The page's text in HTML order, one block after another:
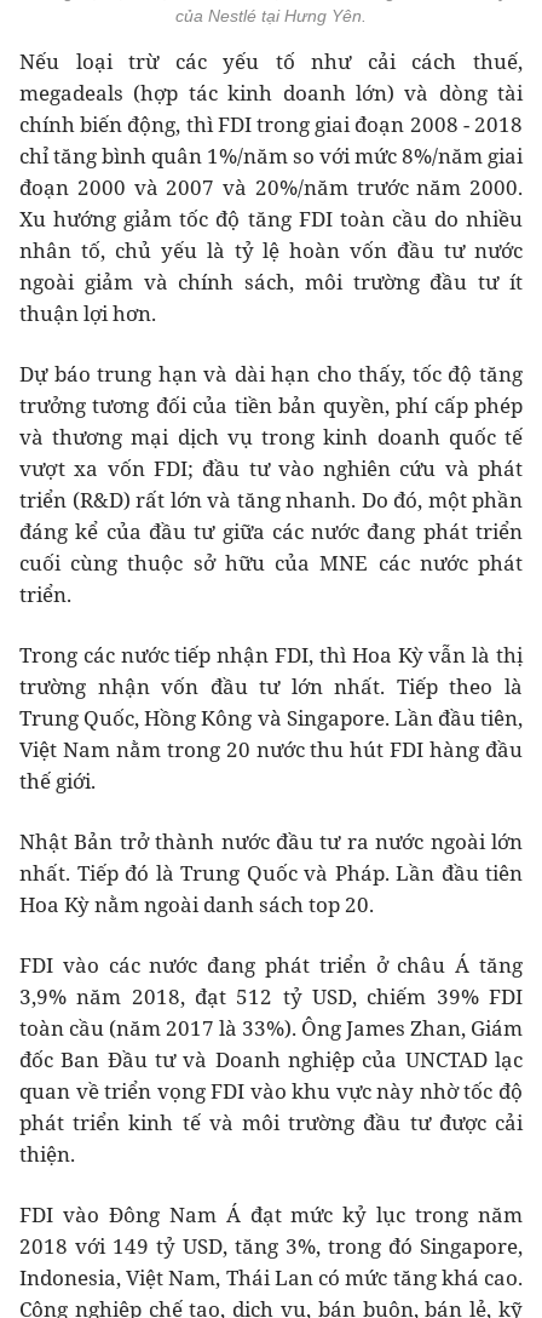
của Nestlé tại Hưng Yên.
Nếu loại trừ các yếu tố như cải cách thuế,
megadeals (hợp tác kinh doanh lớn) và dòng tài
chính biến động, thì FDI trong giai đoạn 2008 - 2018
chỉ tăng bình quân 1%/năm so với mức 8%/năm giai
đoạn 2000 và 2007 và 20%/năm trước năm 2000.
Xu hướng giảm tốc độ tăng FDI toàn cầu do nhiều
nhân tố, chủ yếu là tỷ lệ hoàn vốn đầu tư nước
ngoài giảm và chính sách, môi trường đầu tư ít
thuận lợi hơn.
Dự báo trung hạn và dài hạn cho thấy, tốc độ tăng
trưởng tương đối của tiền bản quyền, phí cấp phép
và thương mại dịch vụ trong kinh doanh quốc tế
vượt xa vốn FDI; đầu tư vào nghiên cứu và phát
triển (R&D) rất lớn và tăng nhanh. Do đó, một phần
đáng kể của đầu tư giữa các nước đang phát triển
cuối cùng thuộc sở hữu của MNE các nước phát
triển.
Trong các nước tiếp nhận FDI, thì Hoa Kỳ vẫn là thị
trường nhận vốn đầu tư lớn nhất. Tiếp theo là
Trung Quốc, Hồng Kông và Singapore. Lần đầu tiên,
Việt Nam nằm trong 20 nước thu hút FDI hàng đầu
thế giới.
Nhật Bản trở thành nước đầu tư ra nước ngoài lớn
nhất. Tiếp đó là Trung Quốc và Pháp. Lần đầu tiên
Hoa Kỳ nằm ngoài danh sách top 20.
FDI vào các nước đang phát triển ở châu Á tăng
3,9% năm 2018, đạt 512 tỷ USD, chiếm 39% FDI
toàn cầu (năm 2017 là 33%). Ông James Zhan, Giám
đốc Ban Đầu tư và Doanh nghiệp của UNCTAD lạc
quan về triển vọng FDI vào khu vực này nhờ tốc độ
phát triển kinh tế và môi trường đầu tư được cải
thiện.
FDI vào Đông Nam Á đạt mức kỷ lục trong năm
2018 với 149 tỷ USD, tăng 3%, trong đó Singapore,
Indonesia, Việt Nam, Thái Lan có mức tăng khá cao.
Công nghiệp chế tạo, dịch vụ, bán buôn, bán lẻ, kỹ